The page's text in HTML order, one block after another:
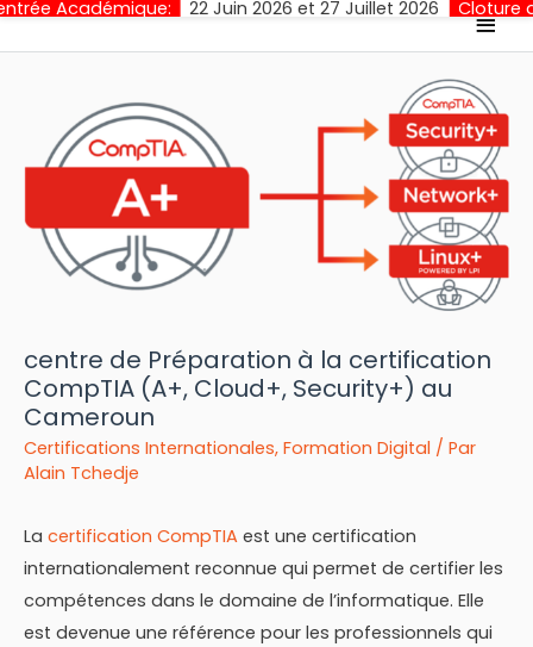
22 Juin 2026 et 27 Juillet 2026 Cloture des
centre de Préparation à la certification
CompTIA (A+, Cloud+, Security+) au
Cameroun
Certifications Internationales, Formation Digital / Par
Alain Tchedje
La certification CompTIA est une certification
internationalement reconnue qui permet de certifier les
compétences dans le domaine de l’informatique. Elle
est devenue une référence pour les professionnels qui